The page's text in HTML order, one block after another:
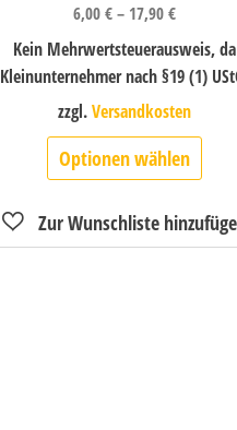
6,00€– 17,90€
Kein Mehrwertsteuerausweis, da
Kleinunternehmer nach §19 (1)
zzgl.Versandkosten
Optionen wählen